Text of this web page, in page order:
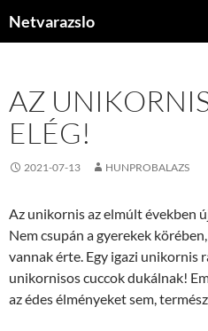
Netvarazslo
AZ
ELÉG!
2021-07-13 HUNPROBALAZS
Az unikornis az elmúlt években
Nem csupán a gyerekek
vannak érte. Egy igazi unikornis
unikornisos cuccok dukálnak!
az édes élményeket sem,